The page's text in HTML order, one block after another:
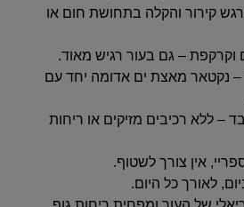
קירור והקלה בתחושת חום או
וקרקפת – גם בעור רגיש מאוד.
– נקטאר מאצת ים אדומה יחד עם
– ללא רכיבים מזיקים או ריחות
אין צורך לשטוף.
לאורך כל היום.